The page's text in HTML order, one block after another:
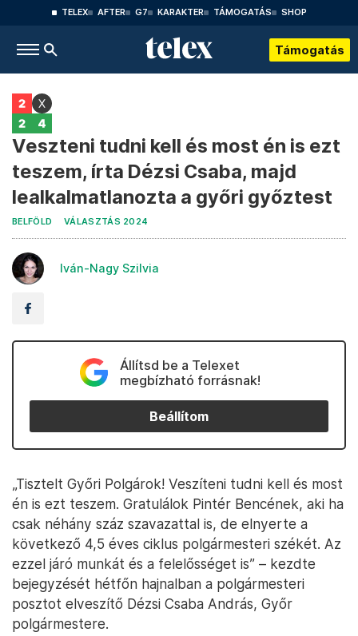
TELEX AFTER G7 KARAKTER TÁMOGATÁS SHOP
Támogatás
Veszteni tudni kell és most én is ezt
teszem, írta Dézsi Csaba, majd
lealkalmatlanozta a győri győztest
BELFÖLD VÁLASZTÁS 2024
Iván-Nagy Szilvia
Állítsd be a Telexet
megbízható forrásnak!
Beállítom
„Tisztelt Győri Polgárok! Veszíteni tudni kell és most
én is ezt teszem. Gratulálok Pintér Bencének, aki ha
csak néhány száz szavazattal is, de elnyerte a
következő 4,5 éves ciklus polgármesteri székét. Az
ezzel járó munkát és a felelősséget is” – kezdte
bejegyzését hétfőn hajnalban a polgármesteri
posztot elveszítő Dézsi Csaba András, Győr
polgármestere.